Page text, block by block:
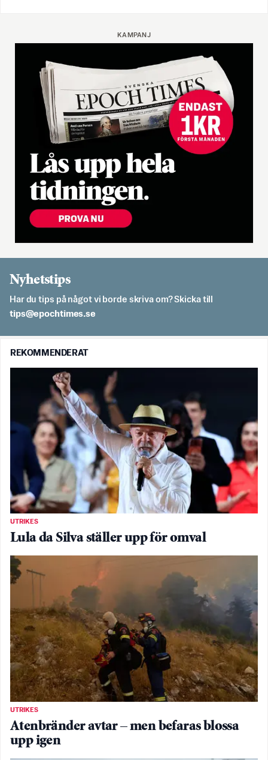
KAMPANJ
Nyhetstips
Har du tips på något vi borde skriva om? Skicka till
es.semithcope@spit
REKOMMENDERAT
UTRIKES
Lula da Silva ställer upp för omval
UTRIKES
Atenbränder avtar – men befaras blossa
upp igen